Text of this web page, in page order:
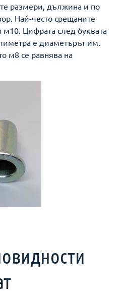
размери, дължина и по
Най-често срещаните
Цифрата след буквата
е диаметърът им.
м8 се равнява на